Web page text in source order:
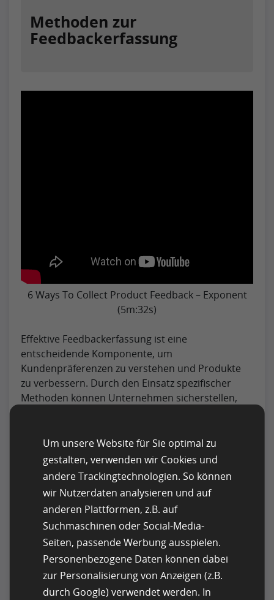
Methoden zur
Feedbackerfassung
6 Ways To Collect Product Feedback – Exponent
(5m:32s)
Effektive Feedbackerfassung ist eine
entscheidende Komponente, um
Kundenpräferenzen zu verstehen und Produkte
zu verbessern. Durch den Einsatz spezifischer
Methoden können Unternehmen sicherstellen,
Umfragen und Fragebögen
Feedbackformulare und Umfragen ermöglichen
strukturierte Antworten, die leicht zu analysieren
sind. Gut formulierteUmfragefragen
zuverlässigeren Daten.
Im Kontext der Produktforschung kann ein gut
gestalteter Fragebogen ein Schatz an
Erkenntnissen bringen und Unternehmen
ermöglichen, ihre Produkte und Services an die
Um unsere Website für Sie optimal zu
gestalten, verwenden wir Cookies und
andere Trackingtechnologien. So können
wir Nutzerdaten analysieren und auf
anderen Plattformen, z.B. auf
Suchmaschinen oder Social-Media-
Seiten, passende Werbung ausspielen.
Personenbezogene Daten können dabei
zur Personalisierung von Anzeigen (z.B.
durch Google) verwendet werden. In